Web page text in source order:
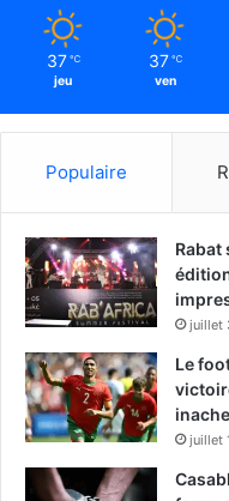
37 ℃
jeu
37 ℃
ven
Populaire
Rabat
juillet
Le
juillet